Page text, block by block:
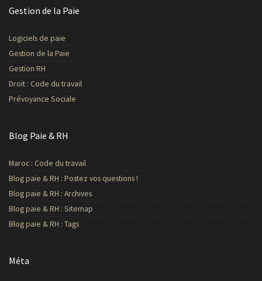
Gestion de la Paie
Logiciels de paie
Gestion de la Paie
Gestion RH
Droit : Code du travail
Prévoyance Sociale
Blog Paie & RH
Maroc : Code du travail
Blog paie & RH : Postez vos questions !
Blog paie & RH : Archives
Blog paie & RH : Sitemap
Blog paie & RH : Tags
Méta